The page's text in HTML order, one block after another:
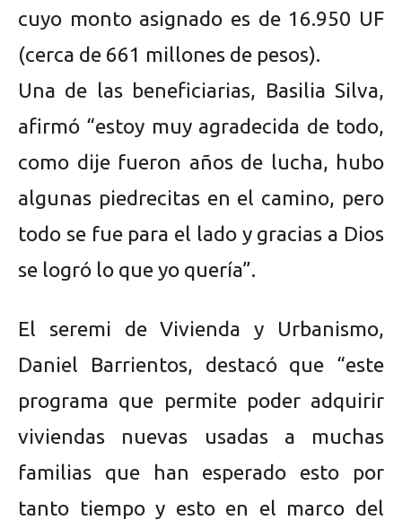
cuyo monto asignado es de 16.950 UF
(cerca de 661 millones de pesos).
Una de las beneficiarias, Basilia Silva,
afirmó “estoy muy agradecida de todo,
como dije fueron años de lucha, hubo
algunas piedrecitas en el camino, pero
todo se fue para el lado y gracias a Dios
se logró lo que yo quería”.
El seremi de Vivienda y Urbanismo,
Daniel Barrientos, destacó que “este
programa que permite poder adquirir
viviendas nuevas usadas a muchas
familias que han esperado esto por
tanto tiempo y esto en el marco del